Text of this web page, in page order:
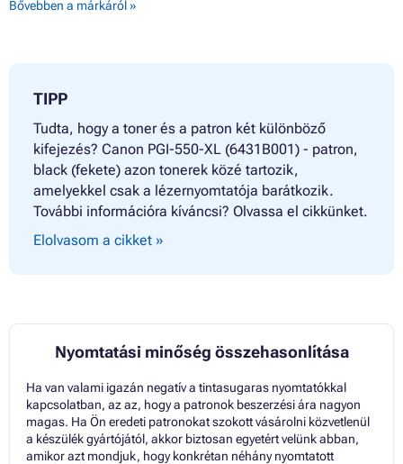
Bővebben a márkáról »
TIPP
Tudta, hogy a toner és a patron két különböző
kifejezés? Canon PGI-550-XL (6431B001) - patron,
black (fekete) azon tonerek közé tartozik,
amelyekkel csak a lézernyomtatója barátkozik.
További információra kíváncsi? Olvassa el cikkünket.
Elolvasom a cikket »
Nyomtatási minőség összehasonlítása
Ha van valami igazán negatív a tintasugaras nyomtatókkal
kapcsolatban, az az, hogy a patronok beszerzési ára nagyon
magas. Ha Ön eredeti patronokat szokott vásárolni közvetlenül
a készülék gyártójától, akkor biztosan egyetért velünk abban,
amikor azt mondjuk, hogy konkrétan néhány nyomtatott